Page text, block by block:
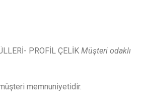
PROFİL ÇELİK Müşteri odaklı
memnuniyetidir.